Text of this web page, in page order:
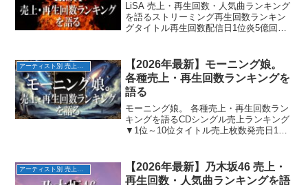
LiSA 売上・再生回数・人気曲ランキング
を語るストリーミング再生回数ランキン
グタイトル再生回数配信日1位炎5億回
Momen...
アーティスト別 売上・再生回数ランキング
【2026年最新】モーニング娘。
各種売上・再生回数ランキングを
語る
モーニング娘。 各種売上・再生回数ラン
キングを語るCDシングル売上ランキング
▼1位～10位タイトル売上枚数発売日1位
ピーサマーウェディング...
【2026年最新】乃木坂46 売上・
再生回数・人気曲ランキングを語